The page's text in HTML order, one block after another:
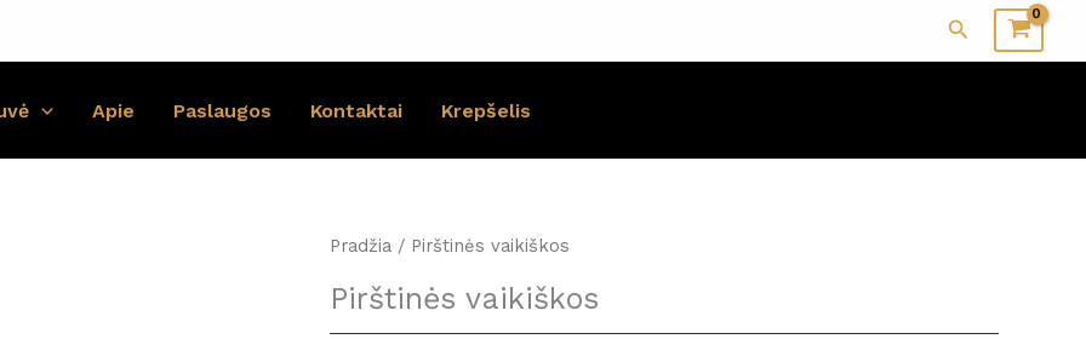
Paieška
Apie Paslaugos Kontaktai Krepšelis
Pradžia / Pirštinės vaikiškos
Pirštinės vaikiškos